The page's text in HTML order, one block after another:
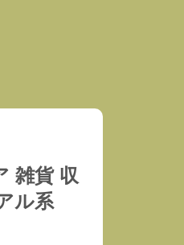
雑貨 収
ル系